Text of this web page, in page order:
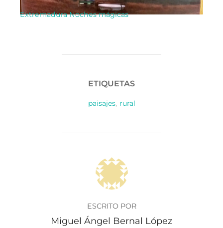
Extremadura Noches mágicas
ETIQUETAS
paisajes, rural
AUTOR DE LA PUBLICACIÓN
ESCRITO POR
Miguel Ángel Bernal López